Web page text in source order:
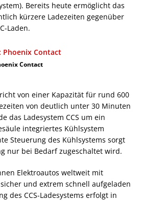
Bereits heute ermöglicht das
kürzere Ladezeiten gegenüber
Laden.
Contact
von einer Kapazität für rund 600
von deutlich unter 30 Minuten
das Ladesystem CCS um ein
integriertes Kühlsystem
Steuerung des Kühlsystems sorgt
nur bei Bedarf zugeschaltet wird.
Elektroautos weltweit mit
und extrem schnell aufgeladen
des CCS-Ladesystems erfolgt in